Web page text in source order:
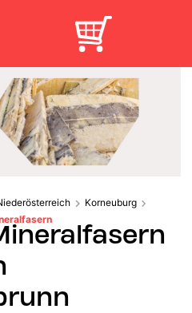
Korneuburg